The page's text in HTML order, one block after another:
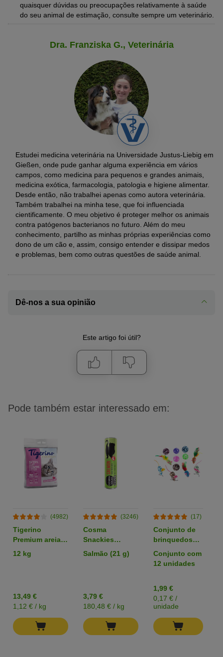
quaisquer dúvidas ou preocupações relativamente à saúde
do seu animal de estimação, consulte sempre um veterinário.
Dra. Franziska G., Veterinária
Estudei medicina veterinária na Universidade Justus-Liebig em
Gießen, onde pude ganhar alguma experiência em vários
campos, como medicina para pequenos e grandes animais,
medicina exótica, farmacologia, patologia e higiene alimentar.
Desde então, não trabalhei apenas como autora veterinária.
Também trabalhei na minha tese, que foi influenciada
cientificamente. O meu objetivo é proteger melhor os animais
contra patógenos bacterianos no futuro. Além do meu
conhecimento, partilho as minhas próprias experiências como
dono de um cão e, assim, consigo entender e dissipar medos
e problemas, bem como outras questões de saúde animal.
Dê-nos a sua opinião
Este artigo foi útil?
Pode também estar interessado em:
(4982)
Tigerino
Premium areia
com aroma a
talco
12 kg
13,49 €
1,12 € / kg
(3246)
Cosma
Snackies
snacks
liofilizados para
Salmão (21 g)
3,79 €
180,48 € / kg
(17)
Conjunto de
brinquedos
com bolas e
ratos para
Conjunto com
12 unidades
1,99 €
0,17 € /
unidade